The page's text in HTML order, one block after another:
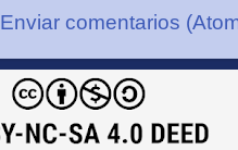
Enviar comentarios